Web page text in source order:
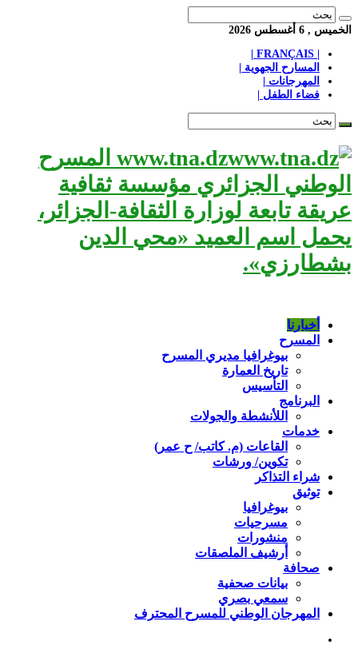
الخميس , 6 أغسطس 2026
المسارح الجهوية |
المهرجانات |
فضاء الطفل |
www.tna.dz المسرح
الوطني الجزائري مؤسسة ثقافية
عريقة تابعة لوزارة الثقافة-الجزائر،
يحمل اسم العميد «محي الدين
بشطارزي».
أخبارنا
المسرح
بيوغرافيا مديري المسرح
تاريخ العمارة
التأسيس
البرنامج
اللأنشطة والجولات
خدمات
القاعات (م. كاتب/ ح عمر)
تكوين/ ورشات
شراء التذاكر
توثيق
بيوغرافيا
مسرحيات
منشورات
أرشيف الملصقات
صحافة
بيانات صحفية
سمعي بصري
المهرجان الوطني للمسرح المحترف